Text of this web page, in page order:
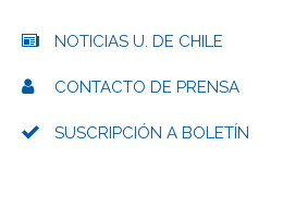
NOTICIAS U. DE CHILE
CONTACTO DE PRENSA
SUSCRIPCIÓN A BOLETÍN